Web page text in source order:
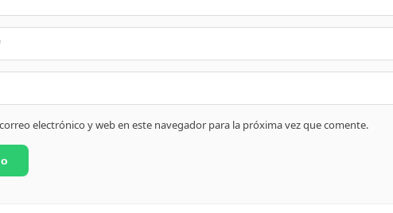
electrónico y web en este navegador para la próxima vez que comente.